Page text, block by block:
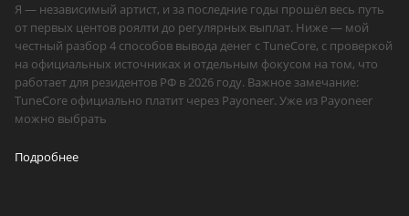
Я — независимый артист, и за последние годы прошёл весь путь
от первых центов роялти до регулярных выплат. Ниже — мой
честный разбор 4 способов вывода денег с TuneCore, с проверкой
на официальных источниках и отдельным фокусом на том, что
работает для резидентов РФ в 2026 году. Важное замечание:
TuneCore официально платит через Payoneer. Уже из Payoneer
можно выбрать
Подробнее